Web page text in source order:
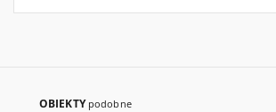
OBIEKTY podobne